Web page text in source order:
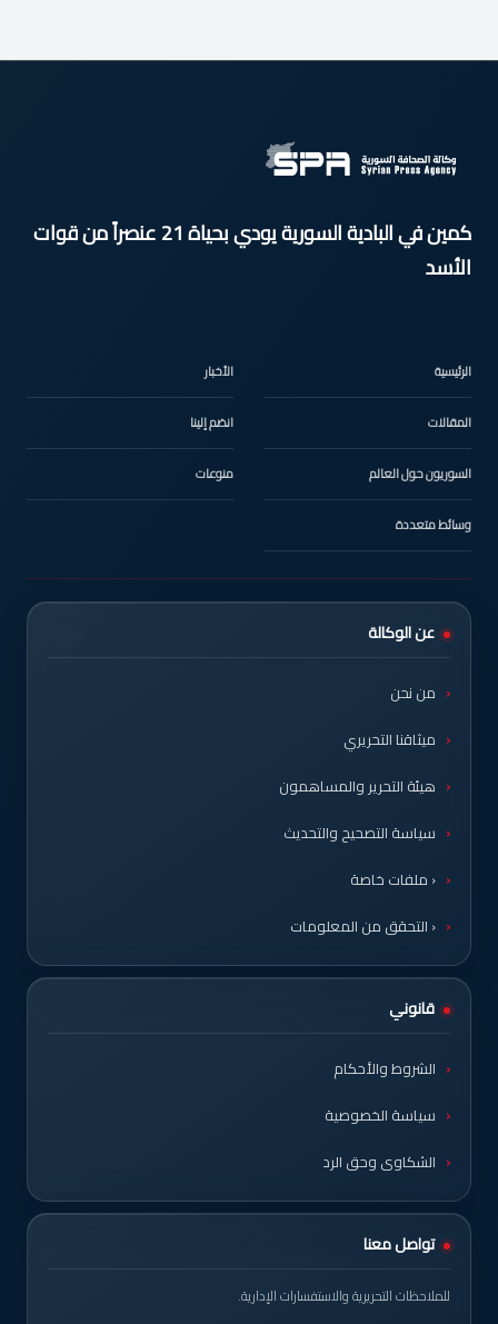
كمين في البادية السورية يودي بحياة 21 عنصراً من قوات
الأسد
الرئيسية الأخبار
المقالات انضم إلينا
السوريون حول العالم منوعات
وسائط متعددة
عن الوكالة
من نحن
ميثاقنا التحريري
هيئة التحرير والمساهمون
سياسة التصحيح والتحديث
‹ ملفات خاصة
‹ التحقق من المعلومات
قانوني
الشروط والأحكام
سياسة الخصوصية
الشكاوى وحق الرد
تواصل معنا
للملاحظات التحريرية والاستفسارات الإدارية.